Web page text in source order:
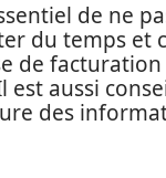
de ne
du temps et
de
est aussi
des